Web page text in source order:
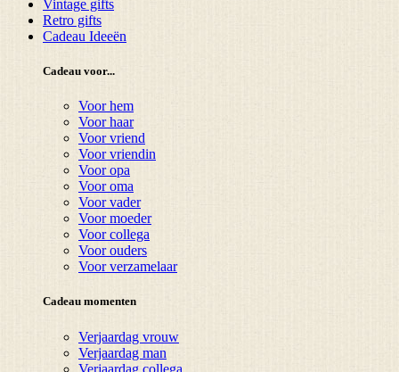
Vintage gifts
Retro gifts
Cadeau Ideeën
Cadeau voor...
Voor hem
Voor haar
Voor vriend
Voor vriendin
Voor opa
Voor oma
Voor vader
Voor moeder
Voor collega
Voor ouders
Voor verzamelaar
Cadeau momenten
Verjaardag vrouw
Verjaardag man
Verjaardag collega